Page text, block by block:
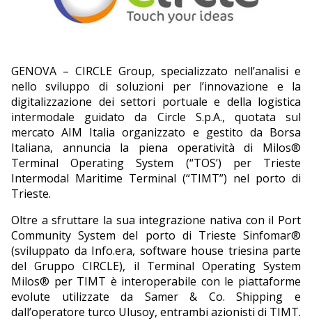
NAUTICA
GENOVA – CIRCLE Group, specializzato nell’analisi e
nello sviluppo di soluzioni per l’innovazione e la
digitalizzazione dei settori portuale e della logistica
intermodale guidato da Circle S.p.A., quotata sul
mercato AIM Italia organizzato e gestito da Borsa
Italiana, annuncia la piena operatività di Milos®
Terminal Operating System (“TOS’) per Trieste
Intermodal Maritime Terminal (“TIMT”) nel porto di
Trieste.
Oltre a sfruttare la sua integrazione nativa con il Port
Community System del porto di Trieste Sinfomar®
(sviluppato da Info.era, software house triesina parte
del Gruppo CIRCLE), il Terminal Operating System
Milos® per TIMT è interoperabile con le piattaforme
evolute utilizzate da Samer & Co. Shipping e
dall’operatore turco Ulusoy, entrambi azionisti di TIMT.